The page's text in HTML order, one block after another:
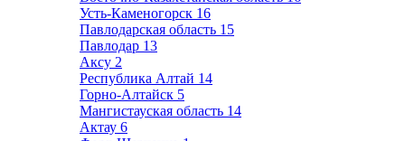
Усть-Каменогорск 16
Павлодарская область 15
Павлодар 13
Аксу 2
Республика Алтай 14
Горно-Алтайск 5
Мангистауская область 14
Актау 6